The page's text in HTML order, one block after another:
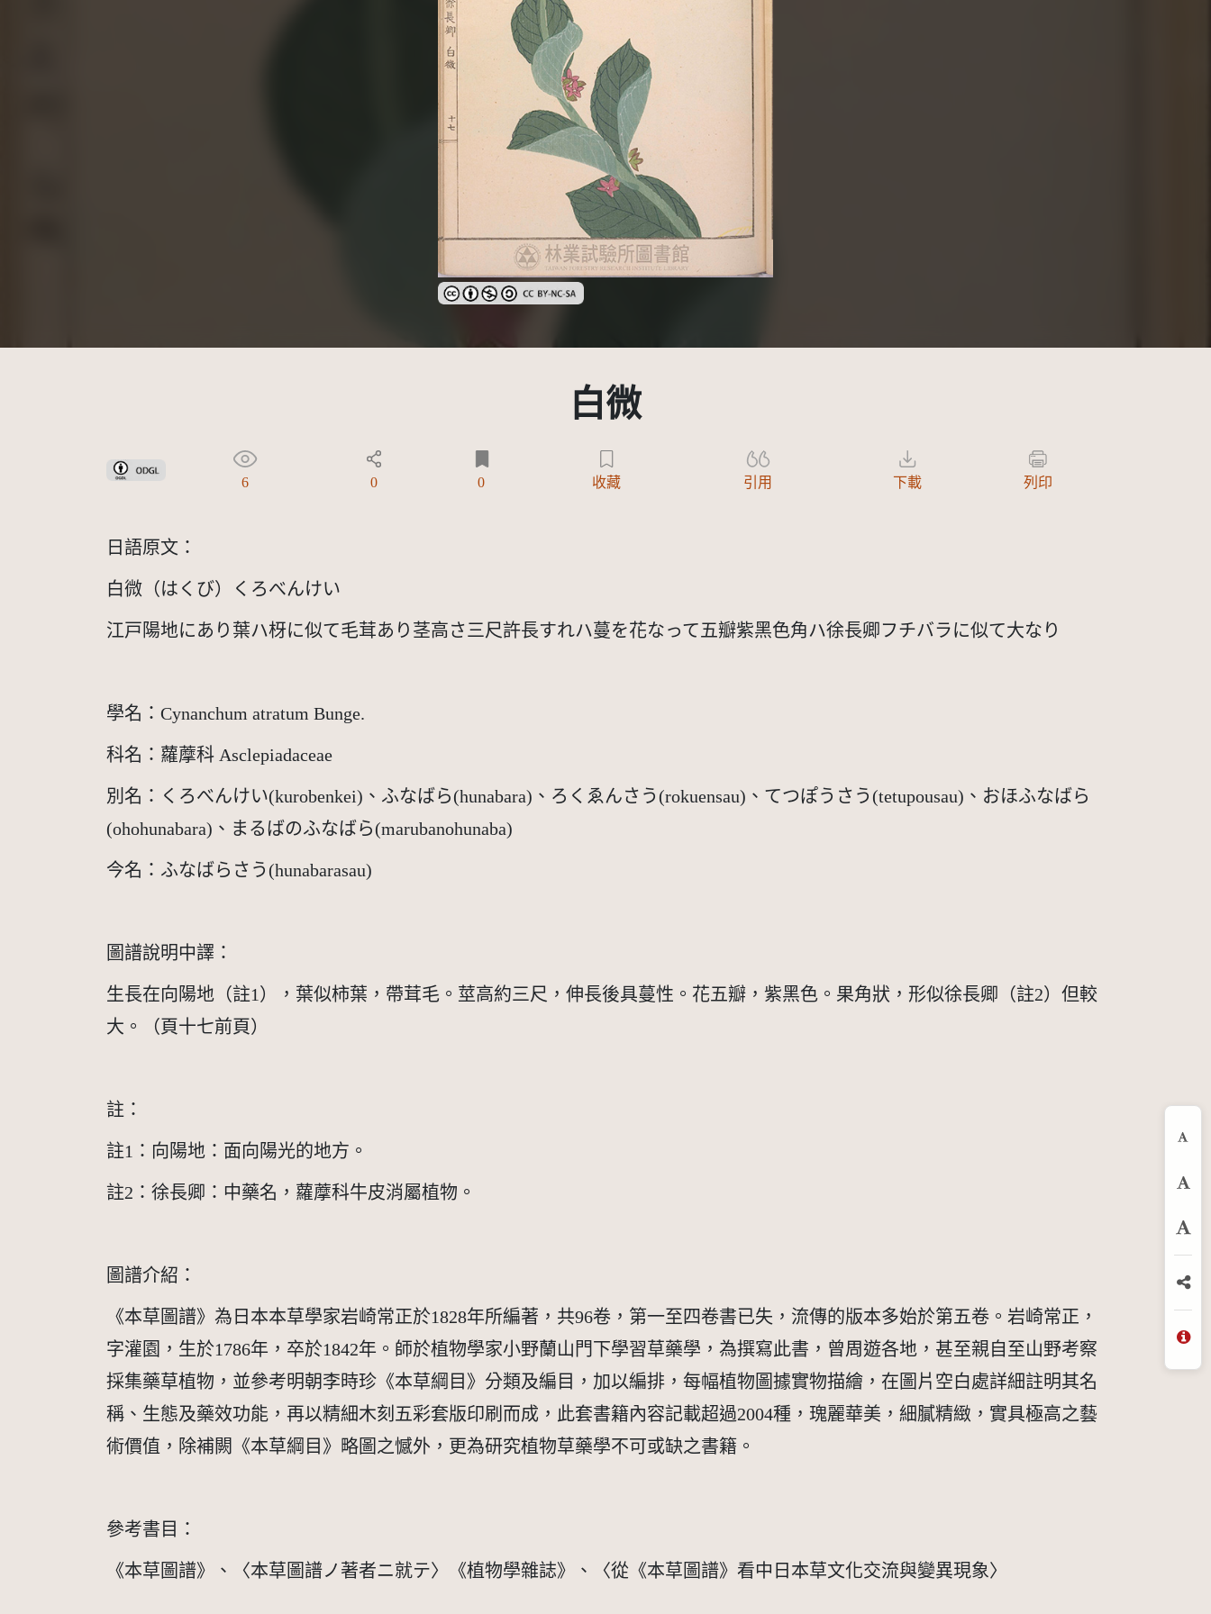
創用CC姓名標示-非商業性-相同方式分享 3.0 台灣及其後版本(CC BY-NC-SA 3.0 TW +)
白微
政府資料開放授權條款-第1版(OGDL 1.0)
6 0 0 收藏 引用 下載 列印
日語原文：
白微（はくび）くろべんけい
江戸陽地にあり葉ハ枒に似て毛茸あり茎高さ三尺許長すれハ蔓を花なって五瓣紫黑色角ハ徐長卿フチバラに似て大なり
學名：Cynanchum atratum Bunge.
科名：蘿藦科 Asclepiadaceae
別名：くろべんけい(kurobenkei)、ふなばら(hunabara)、ろくゑんさう(rokuensau)、てつぽうさう(tetupousau)、おほふなばら
(ohohunabara)、まるばのふなばら(marubanohunaba)
今名：ふなばらさう(hunabarasau)
圖譜說明中譯：
生長在向陽地（註1），葉似柿葉，帶茸毛。莖高約三尺，伸長後具蔓性。花五瓣，紫黑色。果角狀，形似徐長卿（註2）但較
大。（頁十七前頁）
註：
註1：向陽地：面向陽光的地方。
註2：徐長卿：中藥名，蘿藦科牛皮消屬植物。
圖譜介紹：
《本草圖譜》為日本本草學家岩崎常正於1828年所編著，共96卷，第一至四卷書已失，流傳的版本多始於第五卷。岩崎常正，
字灌園，生於1786年，卒於1842年。師於植物學家小野蘭山門下學習草藥學，為撰寫此書，曾周遊各地，甚至親自至山野考察
採集藥草植物，並參考明朝李時珍《本草綱目》分類及編目，加以編排，每幅植物圖據實物描繪，在圖片空白處詳細註明其名
稱、生態及藥效功能，再以精細木刻五彩套版印刷而成，此套書籍內容記載超過2004種，瑰麗華美，細膩精緻，實具極高之藝
術價值，除補闕《本草綱目》略圖之憾外，更為研究植物草藥學不可或缺之書籍。
參考書目：
《本草圖譜》、〈本草圖譜ノ著者ニ就テ〉《植物學雜誌》、〈從《本草圖譜》看中日本草文化交流與變異現象〉
放
分